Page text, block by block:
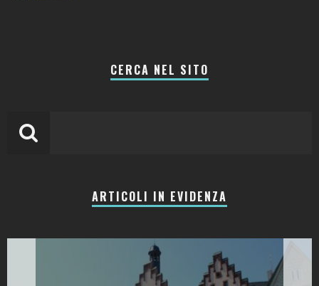
CERCA NEL SITO
ARTICOLI IN EVIDENZA